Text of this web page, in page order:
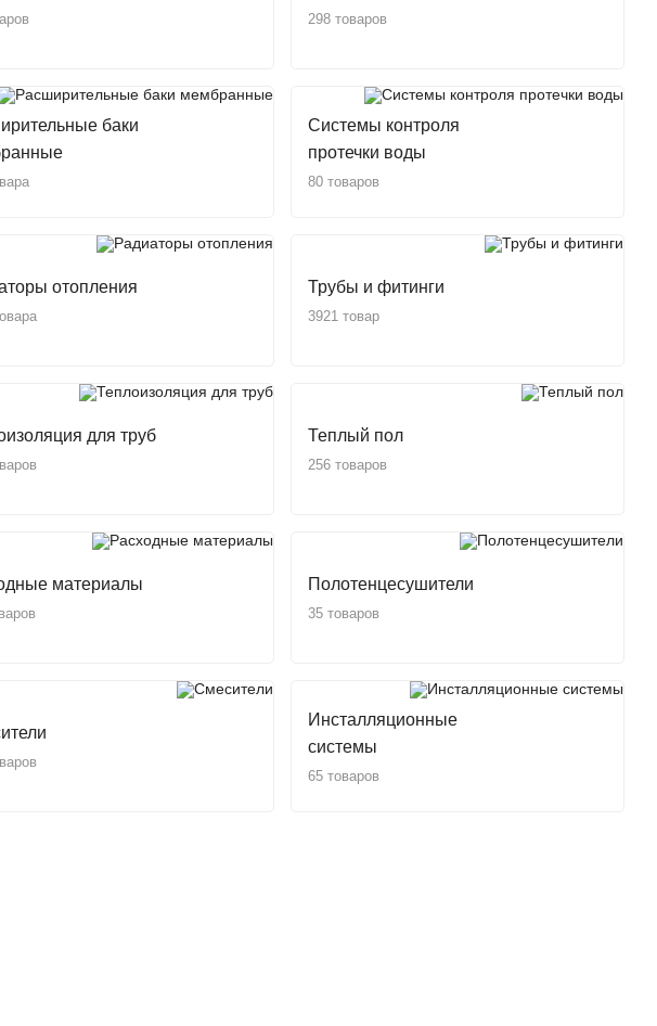
298 товаров
баки
Системы контроля
протечки воды
80 товаров
отопления Трубы и фитинги
3921 товар
для труб Теплый пол
256 товаров
материалы Полотенцесушители
35 товаров
Инсталляционные
системы
65 товаров